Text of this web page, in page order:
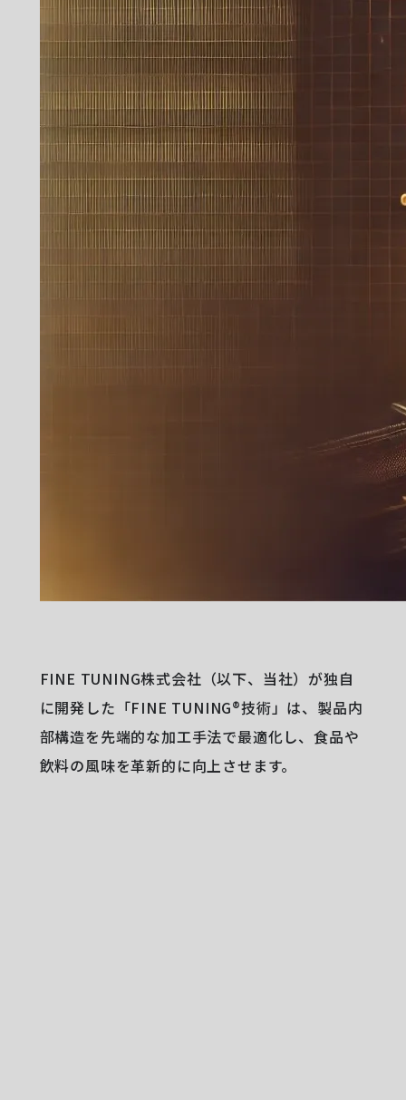
FINE TUNING株式会社（以下、当社）が独自
に開発した「FINE TUNING®技術」は、製品内
部構造を先端的な加工手法で最適化し、食品や
飲料の風味を革新的に向上させます。